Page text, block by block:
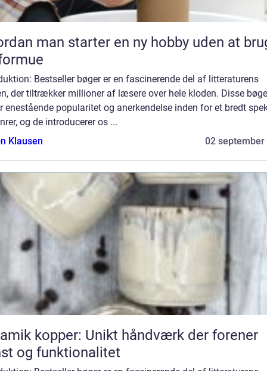
man starter en ny hobby uden at
Bestseller bøger er en fascinerende del af litteraturens
der tiltrækker millioner af læsere over hele kloden. Disse
enestående popularitet og anerkendelse inden for et bredt
og de introducerer os ...
Klausen
02 september
kopper: Unikt håndværk der forener
og funktionalitet